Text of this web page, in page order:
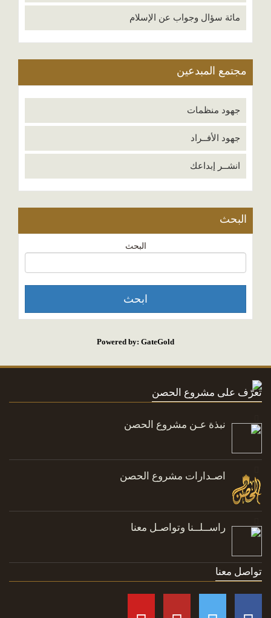
مائة سؤال وجواب عن الإسلام
مجتمع المبدعين
جهود منظمات
جهود الأفــراد
انشــر إبداعك
البحث
البحث
Powered by: GateGold
تعرّف على مشروع الحصن
نبذة عـن مشروع الحصن
اصـدارات مشروع الحصن
راســلــنا وتواصـل معنا
تواصل معنا